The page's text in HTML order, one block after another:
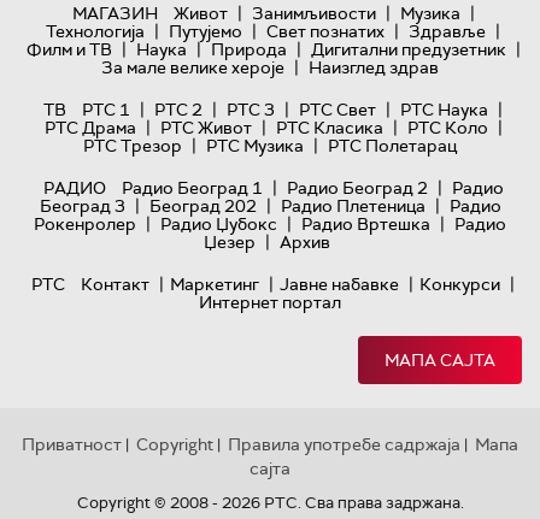
МАГАЗИН
Живот | Занимљивости | Музика |
Технологијa | Путујемо | Свет познатих | Здравље |
Филм и ТВ | Наука | Природа | Дигитални предузетник |
За мале велике хероје | Наизглед здрав
ТВ
РТС 1 | РТС 2 | РТС 3 | РТС Свет | РТС Наука |
РТС Драма | РТС Живот | РТС Класика | РТС Коло |
РТС Трезор | РТС Музика | РТС Полетарац
РАДИО
Радио Београд 1 | Радио Београд 2 | Радио
Београд 3 | Београд 202 | Радио Плетеница | Радио
Рокенролер | Радио Џубокс | Радио Вртешка | Радио
Џезер | Архив
РТС
Контакт | Маркетинг | Јавне набавке | Конкурси |
Интернет портал
МАПА САЈТА
Приватност | Copyright | Правила употребе садржаја | Мапа
сајта
Copyright © 2008 - 2026 РТС. Сва права задржана.